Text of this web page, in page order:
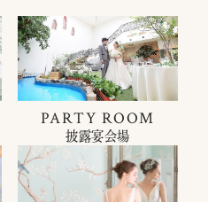
PARTY ROOM
披露宴会場